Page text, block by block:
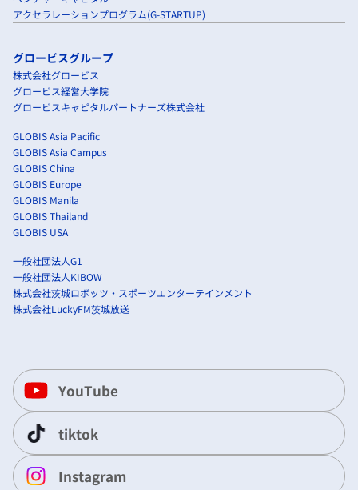
アクセラレーションプログラム(G-STARTUP)
グロービスグループ
株式会社グロービス
グロービス経営大学院
グロービスキャピタルパートナーズ株式会社
GLOBIS Asia Pacific
GLOBIS Asia Campus
GLOBIS China
GLOBIS Europe
GLOBIS Manila
GLOBIS Thailand
GLOBIS USA
一般社団法人G1
一般社団法人KIBOW
株式会社茨城ロボッツ・スポーツエンターテインメント
株式会社LuckyFM茨城放送
YouTube
tiktok
Instagram